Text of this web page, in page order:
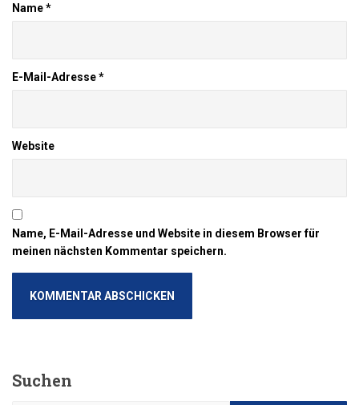
Name*
E-Mail-Adresse*
Website
Name, E-Mail-Adresse und Website in diesem Browser für
meinen nächsten Kommentar speichern.
Suchen